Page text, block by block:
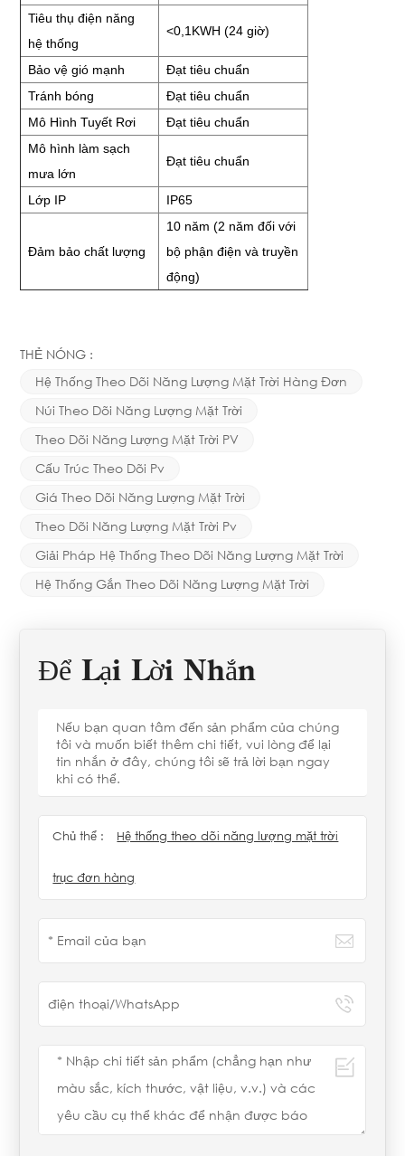
Tiêu thụ điện năng
hệ thống
<0,1KWH (24 giờ)
Bảo vệ gió mạnh
Đạt tiêu chuẩn
Tránh bóng
Đạt tiêu chuẩn
Mô Hình Tuyết Rơi
Đạt tiêu chuẩn
Mô hình làm sạch
mưa lớn
Đạt tiêu chuẩn
Lớp IP IP65
Đảm bảo chất lượng
10 năm(2 năm đối với
bộ phận điện và truyền
động)
THẺ NÓNG :
Hệ Thống Theo Dõi Năng Lượng Mặt Trời Hàng Đơn
Núi Theo Dõi Năng Lượng Mặt Trời
Theo Dõi Năng Lượng Mặt Trời PV
Cấu Trúc Theo Dõi Pv
Giá Theo Dõi Năng Lượng Mặt Trời
Theo Dõi Năng Lượng Mặt Trời Pv
Giải Pháp Hệ Thống Theo Dõi Năng Lượng Mặt Trời
Hệ Thống Gắn Theo Dõi Năng Lượng Mặt Trời
Để Lại Lời Nhắn
Nếu bạn quan tâm đến sản phẩm của chúng
tôi và muốn biết thêm chi tiết, vui lòng để lại
tin nhắn ở đây, chúng tôi sẽ trả lời bạn ngay
khi có thể.
Chủ thể : Hệ thống theo dõi năng lượng mặt trời
trục đơn hàng